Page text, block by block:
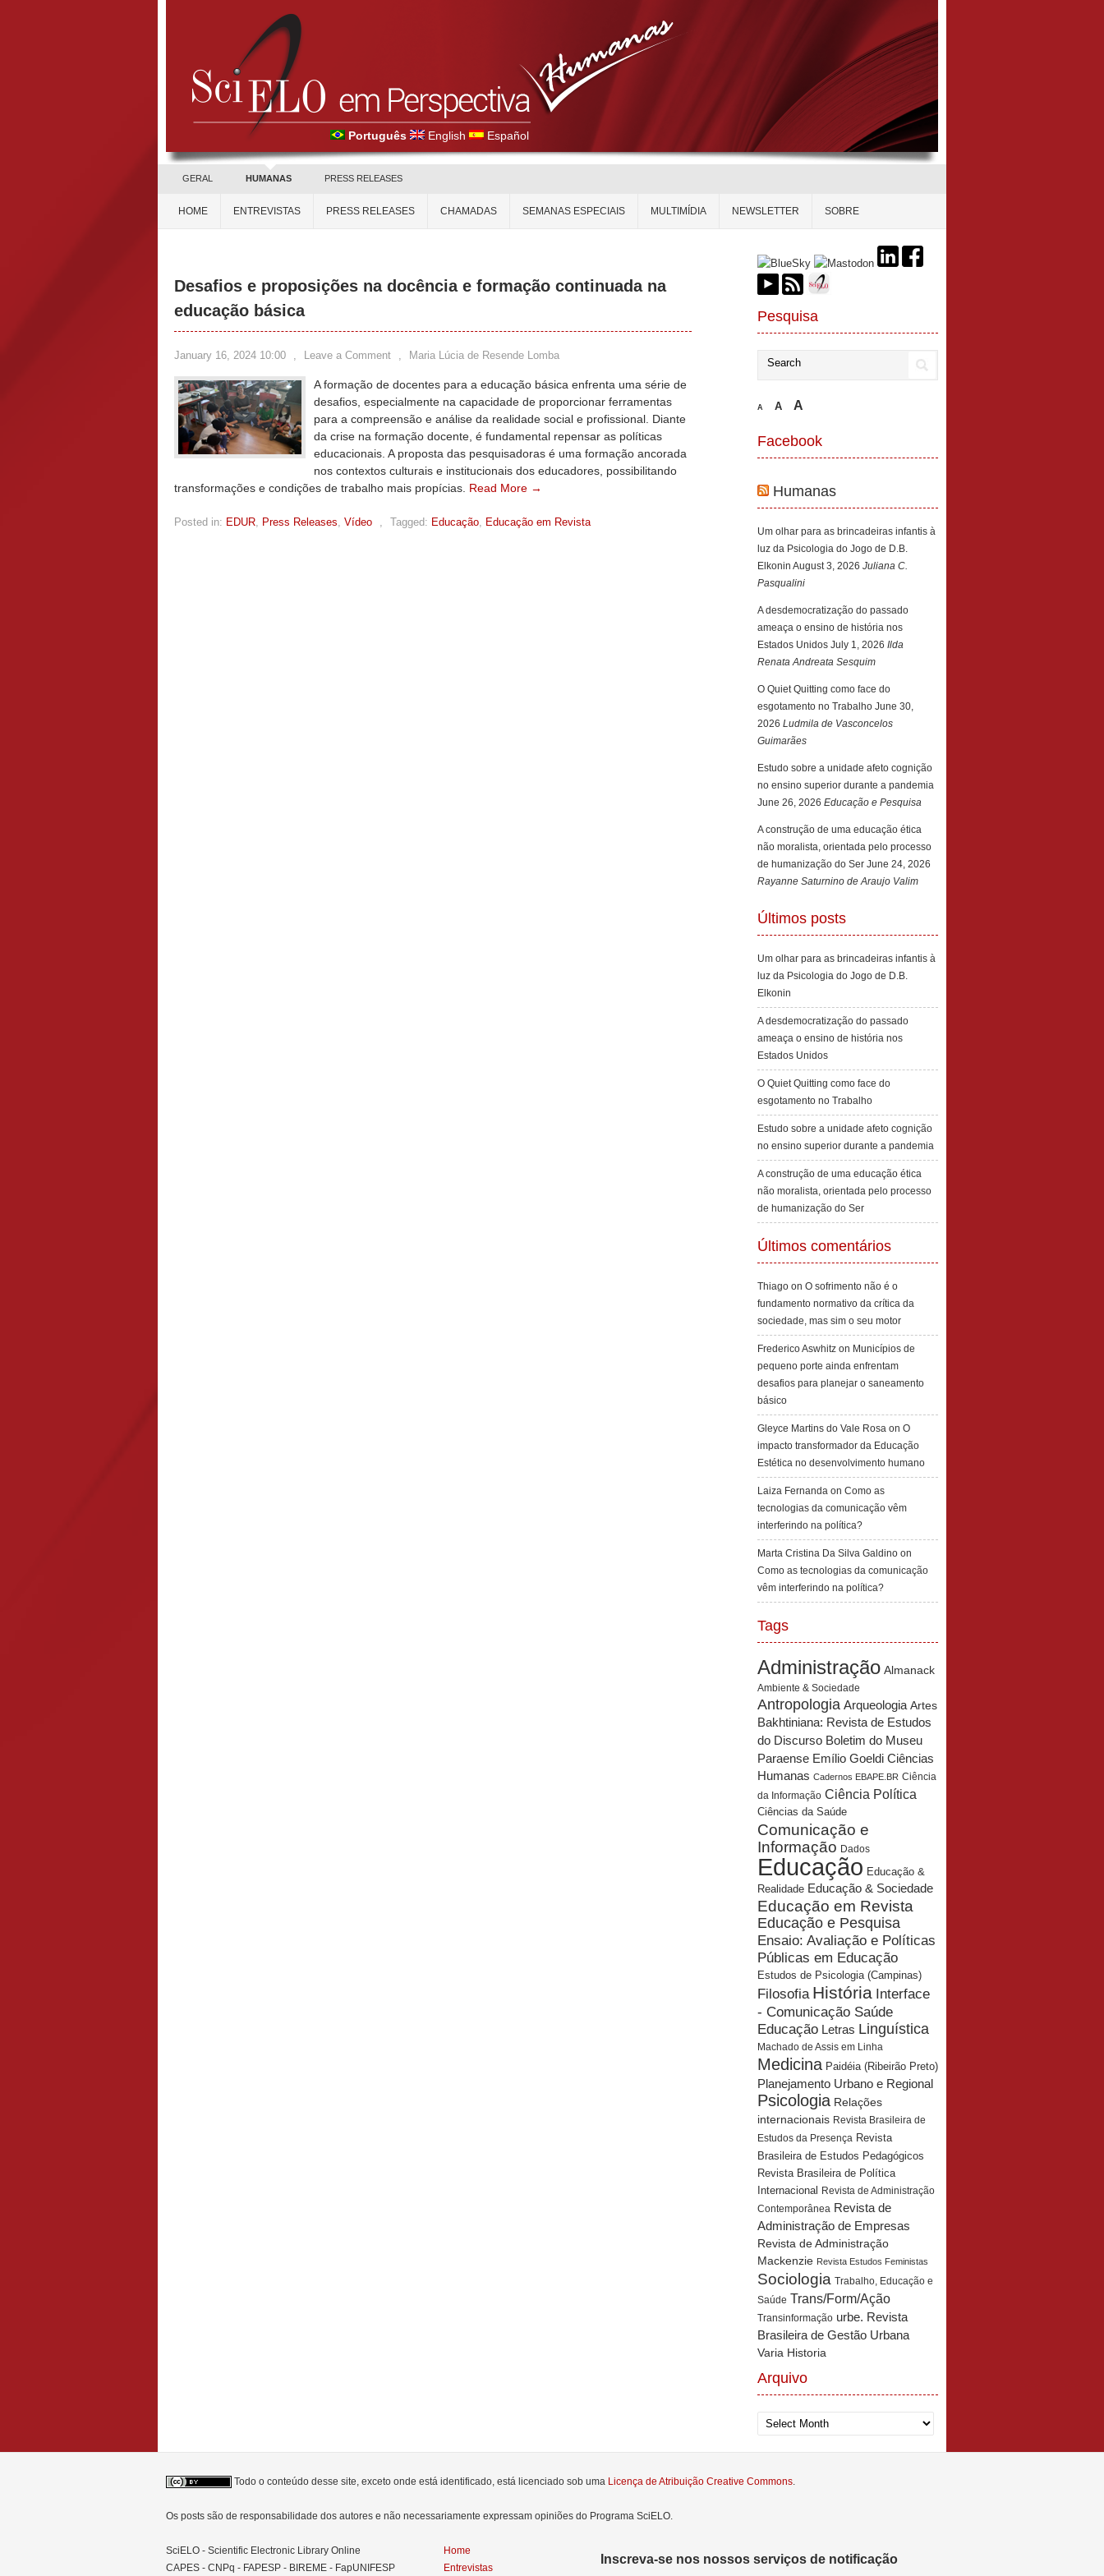
Português English Español
GERAL HUMANAS PRESS RELEASES
HOME ENTREVISTAS PRESS RELEASES CHAMADAS SEMANAS ESPECIAIS MULTIMÍDIA NEWSLETTER SOBRE
Desafios e proposições na docência e formação continuada na
educação básica
January 16, 2024 10:00 , Leave a Comment , Maria Lúcia de Resende Lomba
A formação de docentes para a educação básica enfrenta uma série de
desafios, especialmente na capacidade de proporcionar ferramentas
para a compreensão e análise da realidade social e profissional. Diante
da crise na formação docente, é fundamental repensar as políticas
educacionais. A proposta das pesquisadoras é uma formação ancorada
nos contextos culturais e institucionais dos educadores, possibilitando
transformações e condições de trabalho mais propícias. Read More →
Posted in: EDUR, Press Releases, Vídeo , Tagged: Educação, Educação em Revista
Pesquisa
A A A
Facebook
Humanas
Um olhar para as brincadeiras infantis à
luz da Psicologia do Jogo de D.B.
Elkonin August 3, 2026 Juliana C.
Pasqualini
A desdemocratização do passado
ameaça o ensino de história nos
Estados Unidos July 1, 2026 Ilda
Renata Andreata Sesquim
O Quiet Quitting como face do
esgotamento no Trabalho June 30,
2026 Ludmila de Vasconcelos
Guimarães
Estudo sobre a unidade afeto cognição
no ensino superior durante a pandemia
June 26, 2026 Educação e Pesquisa
A construção de uma educação ética
não moralista, orientada pelo processo
de humanização do Ser June 24, 2026
Rayanne Saturnino de Araujo Valim
Últimos posts
Um olhar para as brincadeiras infantis à
luz da Psicologia do Jogo de D.B.
Elkonin
A desdemocratização do passado
ameaça o ensino de história nos
Estados Unidos
O Quiet Quitting como face do
esgotamento no Trabalho
Estudo sobre a unidade afeto cognição
no ensino superior durante a pandemia
A construção de uma educação ética
não moralista, orientada pelo processo
de humanização do Ser
Últimos comentários
Thiago on O sofrimento não é o
fundamento normativo da crítica da
sociedade, mas sim o seu motor
Frederico Aswhitz on Municípios de
pequeno porte ainda enfrentam
desafios para planejar o saneamento
básico
Gleyce Martins do Vale Rosa on O
impacto transformador da Educação
Estética no desenvolvimento humano
Laiza Fernanda on Como as
tecnologias da comunicação vêm
interferindo na política?
Marta Cristina Da Silva Galdino on
Como as tecnologias da comunicação
vêm interferindo na política?
Tags
Administração Almanack
Ambiente & Sociedade
Antropologia Arqueologia Artes
Bakhtiniana: Revista de Estudos
do Discurso Boletim do Museu
Paraense Emílio Goeldi Ciências
Humanas Cadernos EBAPE.BR Ciência
da Informação Ciência Política
Ciências da Saúde
Comunicação e
Informação Dados
Educação Educação &
Realidade Educação & Sociedade
Educação em Revista
Educação e Pesquisa
Ensaio: Avaliação e Políticas
Públicas em Educação
Estudos de Psicologia (Campinas)
Filosofia História Interface
- Comunicação Saúde
Educação Letras Linguística
Machado de Assis em Linha
Medicina Paidéia (Ribeirão Preto)
Planejamento Urbano e Regional
Psicologia Relações
internacionais Revista Brasileira de
Estudos da Presença Revista
Brasileira de Estudos Pedagógicos
Revista Brasileira de Política
Internacional Revista de Administração
Contemporânea Revista de
Administração de Empresas
Revista de Administração
Mackenzie Revista Estudos Feministas
Sociologia Trabalho, Educação e
Saúde Trans/Form/Ação
Transinformação urbe. Revista
Brasileira de Gestão Urbana
Varia Historia
Arquivo
Arquivo
Todo o conteúdo desse site, exceto onde está identificado, está licenciado sob uma Licença de Atribuição Creative Commons.
Os posts são de responsabilidade dos autores e não necessariamente expressam opiniões do Programa SciELO.
SciELO - Scientific Electronic Library Online
CAPES - CNPq - FAPESP - BIREME - FapUNIFESP
Home
Entrevistas
Inscreva-se nos nossos serviços de notificação